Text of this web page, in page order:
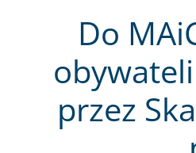
Do
przez